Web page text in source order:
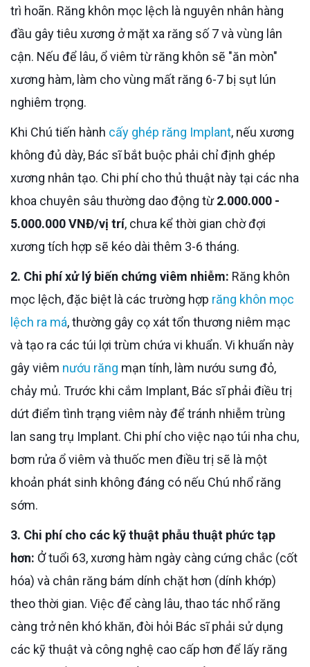
trì hoãn. Răng khôn mọc lệch là nguyên nhân hàng
đầu gây tiêu xương ở mặt xa răng số 7 và vùng lân
cận. Nếu để lâu, ổ viêm từ răng khôn sẽ "ăn mòn"
xương hàm, làm cho vùng mất răng 6-7 bị sụt lún
nghiêm trọng.
Khi Chú tiến hành cấy ghép răng Implant, nếu xương
không đủ dày, Bác sĩ bắt buộc phải chỉ định ghép
xương nhân tạo. Chi phí cho thủ thuật này tại các nha
khoa chuyên sâu thường dao động từ2.000.000 -
5.000.000 VNĐ/vị trí, chưa kể thời gian chờ đợi
xương tích hợp sẽ kéo dài thêm 3-6 tháng.
2. Chi phí xử lý biến chứng viêm nhiễm: Răng khôn
mọc lệch, đặc biệt là các trường hợp răng khôn mọc
lệch ra má, thường gây cọ xát tổn thương niêm mạc
và tạo ra các túi lợi trùm chứa vi khuẩn. Vi khuẩn này
gây viêm nướu răng mạn tính, làm nướu sưng đỏ,
chảy mủ. Trước khi cắm Implant, Bác sĩ phải điều trị
dứt điểm tình trạng viêm này để tránh nhiễm trùng
lan sang trụ Implant. Chi phí cho việc nạo túi nha chu,
bơm rửa ổ viêm và thuốc men điều trị sẽ là một
khoản phát sinh không đáng có nếu Chú nhổ răng
sớm.
3. Chi phí cho các kỹ thuật phẫu thuật phức tạp
hơn: Ở tuổi 63, xương hàm ngày càng cứng chắc (cốt
hóa) và chân răng bám dính chặt hơn (dính khớp)
theo thời gian. Việc để càng lâu, thao tác nhổ răng
càng trở nên khó khăn, đòi hỏi Bác sĩ phải sử dụng
các kỹ thuật và công nghệ cao cấp hơn để lấy răng